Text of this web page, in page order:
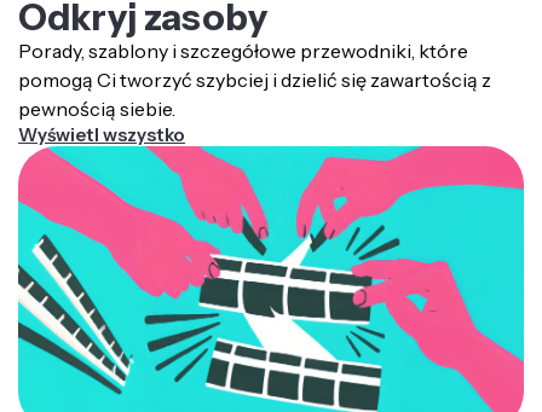
Odkryj zasoby
Porady, szablony i szczegółowe przewodniki, które
pomogą Ci tworzyć szybciej i dzielić się zawartością z
pewnością siebie.
Wyświetl wszystko